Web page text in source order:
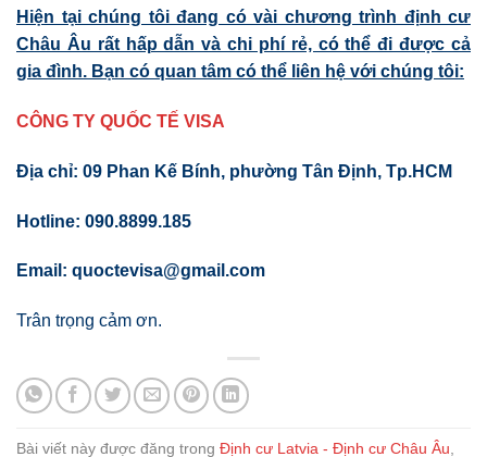
Hiện tại chúng tôi đang có vài chương trình định cư
Châu Âu rất hấp dẫn và chi phí rẻ, có thể đi được cả
gia đình. Bạn có quan tâm có thể liên hệ với chúng tôi:
CÔNG TY QUỐC TẾ VISA
Địa chỉ: 09 Phan Kế Bính, phường Tân Định, Tp.HCM
Hotline: 090.8899.185
Email: quoctevisa@gmail.com
Trân trọng cảm ơn.
Bài viết này được đăng trong Định cư Latvia - Định cư Châu Âu,